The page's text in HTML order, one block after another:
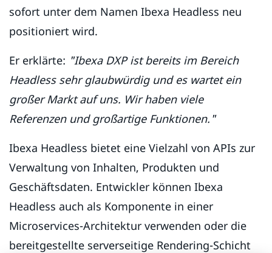
sofort unter dem Namen Ibexa Headless neu
positioniert wird.
Er erklärte: "Ibexa DXP ist bereits im Bereich
Headless sehr glaubwürdig und es wartet ein
großer Markt auf uns. Wir haben viele
Referenzen und großartige Funktionen."
Ibexa Headless bietet eine Vielzahl von APIs zur
Verwaltung von Inhalten, Produkten und
Geschäftsdaten. Entwickler können Ibexa
Headless auch als Komponente in einer
Microservices-Architektur verwenden oder die
bereitgestellte serverseitige Rendering-Schicht